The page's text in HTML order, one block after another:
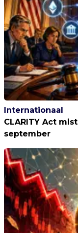
Internationaal
CLARITY Act
september